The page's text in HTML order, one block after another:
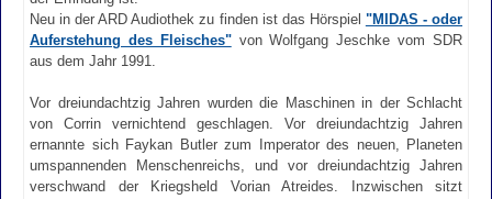
Neu in der ARD Audiothek zu finden ist das Hörspiel "MIDAS - oder
Auferstehung des Fleisches"von Wolfgang Jeschke vom SDR
aus dem Jahr 1991.
Vor dreiundachtzig Jahren wurden die Maschinen in der Schlacht
von Corrin vernichtend geschlagen. Vor dreiundachtzig Jahren
ernannte sich Faykan Butler zum Imperator des neuen, Planeten
umspannenden Menschenreichs, und vor dreiundachtzig Jahren
verschwand der Kriegsheld Vorian Atreides. Inzwischen sitzt